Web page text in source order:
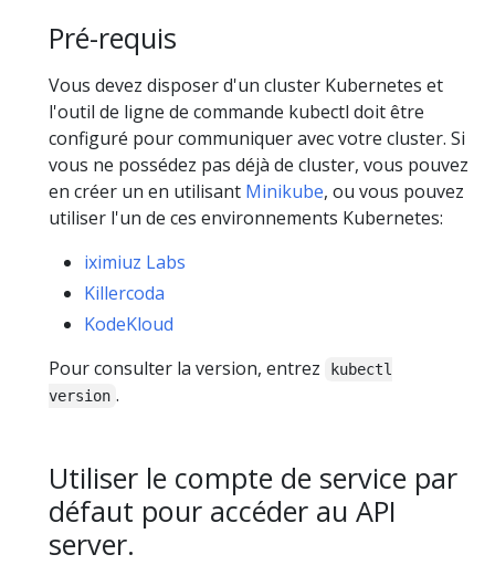
Pré-requis
Vous devez disposer d'un cluster Kubernetes et
l'outil de ligne de commande kubectl doit être
configuré pour communiquer avec votre cluster. Si
vous ne possédez pas déjà de cluster, vous pouvez
en créer un en utilisant Minikube, ou vous pouvez
utiliser l'un de ces environnements Kubernetes:
iximiuz Labs
Killercoda
KodeKloud
Pour consulter la version, entrez
kubectl
version .
Utiliser le compte de service par
défaut pour accéder au API
server.